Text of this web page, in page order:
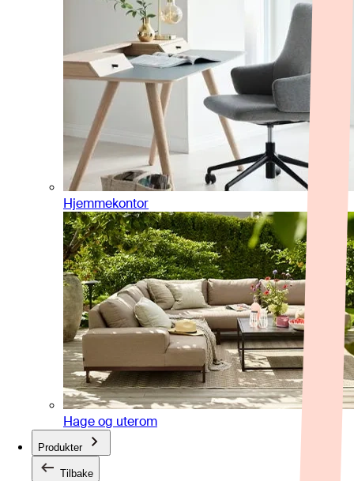
Hjemmekontor
Hage og uterom
Produkter
Tilbake